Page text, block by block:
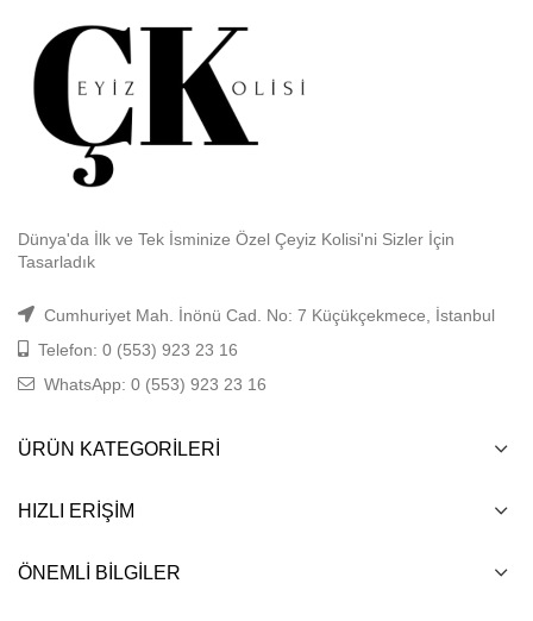
Dünya'da İlk ve Tek İsminize Özel Çeyiz Kolisi'ni Sizler İçin
Tasarladık
Cumhuriyet Mah. İnönü Cad. No: 7 Küçükçekmece, İstanbul
Telefon: 0 (553) 923 23 16
WhatsApp: 0 (553) 923 23 16
ÜRÜN KATEGORILERI
HIZLI ERIŞIM
ÖNEMLI BILGILER